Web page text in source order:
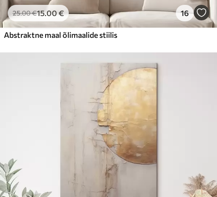
25.00€15.00€ 16
Abstraktne maal õlimaalide stiilis